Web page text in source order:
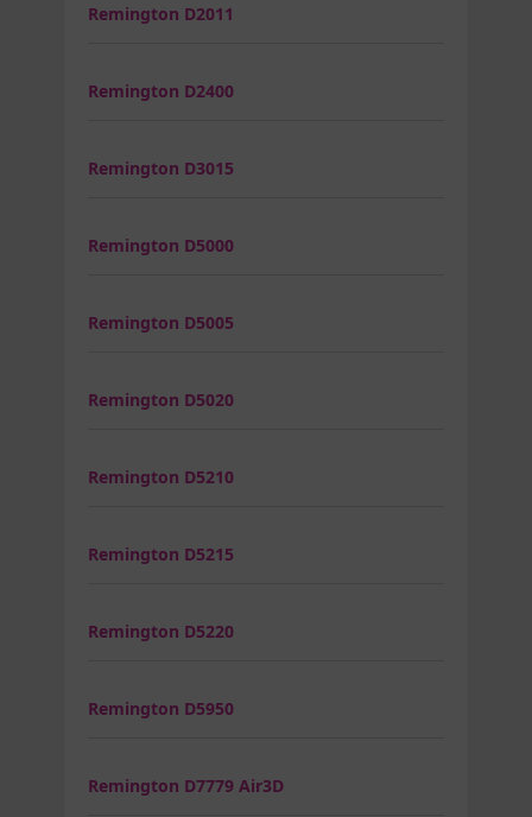
Remington D2011
Remington D2400
Remington D3015
Remington D5000
Remington D5005
Remington D5020
Remington D5210
Remington D5215
Remington D5220
Remington D5950
Remington D7779 Air3D